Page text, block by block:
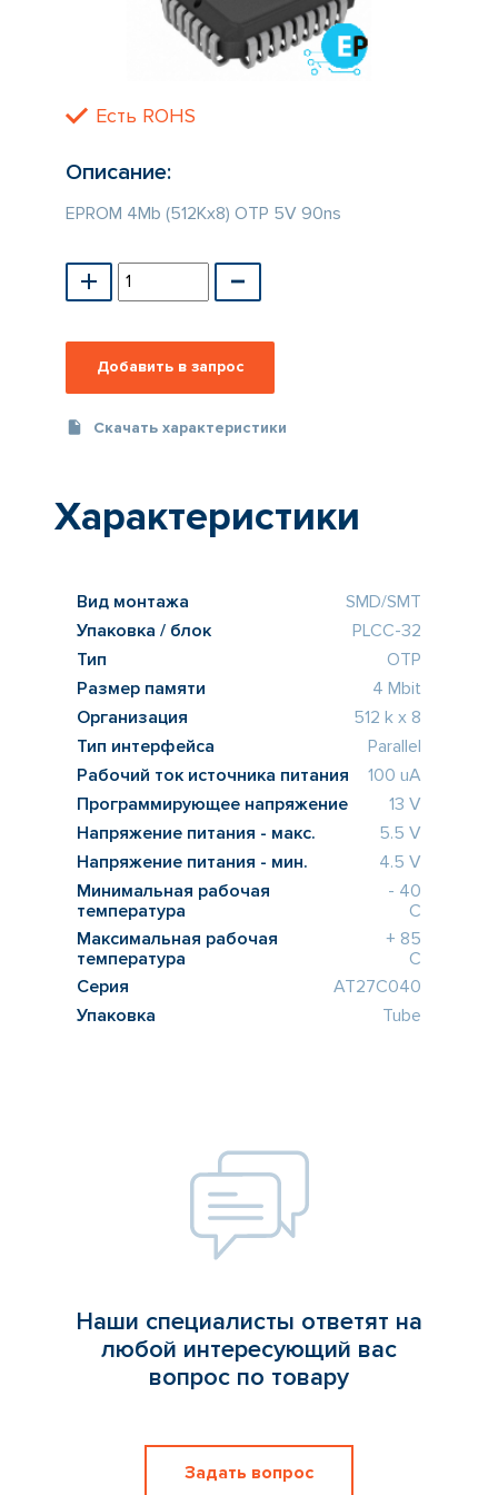
ПРОИЗВОДИТЕЛЕЙ
Есть ROHS
Описание:
EPROM 4Mb (512Kx8) OTP 5V 90ns
Скачать характеристики
Характеристики
Вид монтажа
SMD/SMT
Упаковка / блок
PLCC-32
Тип
OTP
Размер памяти
4 Mbit
Организация
512 k x 8
Тип интерфейса
Parallel
Рабочий ток источника питания
100 uA
Программирующее напряжение
13 V
Напряжение питания - макс.
5.5 V
Напряжение питания - мин.
4.5 V
Минимальная рабочая
температура
- 40
C
Максимальная рабочая
температура
+ 85
C
Серия
AT27C040
Упаковка
Tube
Наши специалисты ответят на
любой интересующий вас
вопрос по товару
Задать вопрос